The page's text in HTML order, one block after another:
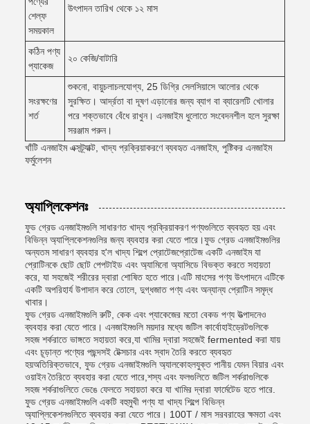
শেল্ফ
সময়কাল
উৎপাদন তারিখ থেকে ১২ মাস
কঠিন পণ্য
প্যাকেজ
২০ কেজি/বাটারি
সংরক্ষণের
শর্ত
শুকনো, বায়ুচলাচলযোগ্য, 25 ডিগ্রি সেলসিয়াসে আলোর থেকে
সুরক্ষিত। আর্দ্রতা বা দূষণ এড়ানোর জন্য ব্যাগ বা ব্যারেলটি খোলার
পরে শক্তভাবে বেঁধে রাখুন। এনজাইম ধুলোতে সংবেদনশীল হলে সুরক্ষা
সরঞ্জাম পরুন।
খাঁটি এনজাইম এক্সট্র্যাক্ট, খাদ্য প্রক্রিয়াকরণে ব্যবহৃত এনজাইম, পুষ্টিকর এনজাইম
ফর্মুলেশন
অ্যাপ্লিকেশনঃ
ফুড গ্রেড এনজাইমগুলি সাধারণত খাদ্য প্রক্রিয়াকরণ পণ্যগুলিতে ব্যবহৃত হয় এবং
বিভিন্ন অ্যাপ্লিকেশনগুলির জন্য ব্যবহার করা যেতে পারে।ফুড গ্রেড এনজাইমগুলির
অন্যতম সাধারণ ব্যবহার হ'ল খাদ্য শিল্পে প্রোটেজপ্রোটেজ একটি এনজাইম যা
প্রোটিনকে ছোট ছোট পেপটাইড এবং অ্যামিনো অ্যাসিডে বিভক্ত করতে সহায়তা
করে, যা সহজেই শরীরের দ্বারা শোষিত হতে পারে।এটি মাংসের পণ্য উৎপাদনে এটিকে
একটি অপরিহার্য উপাদান করে তোলে, দুগ্ধজাত পণ্য এবং অন্যান্য প্রোটিন সমৃদ্ধ
খাবার।
ফুড গ্রেড এনজাইমগুলি রুটি, কেক এবং প্যাকেজের মতো বেকড পণ্য উত্পাদনেও
ব্যবহার করা যেতে পারে। এনজাইমগুলি ময়দার মধ্যে জটিল কার্বোহাইড্রেটগুলিকে
সহজ শর্করাতে ভাঙ্গতে সহায়তা করে,যা খামির দ্বারা সহজেই fermented করা যায়
এবং চূড়ান্ত পণ্যের পছন্দসই টেক্সচার এবং স্বাদ তৈরি করতে ব্যবহৃত
হয়অতিরিক্তভাবে, ফুড গ্রেড এনজাইমগুলি অ্যালকোহলযুক্ত পানীয় যেমন বিয়ার এবং
ওয়াইন তৈরিতে ব্যবহার করা যেতে পারে,শস্য এবং ফলগুলিতে জটিল শর্করাগুলিকে
সহজ শর্করাগুলিতে ভেঙে ফেলতে সহায়তা করে যা খামির দ্বারা ফার্মেটেড হতে পারে.
ফুড গ্রেড এনজাইমগুলি একটি বহুমুখী পণ্য যা খাদ্য শিল্পে বিভিন্ন
অ্যাপ্লিকেশনগুলিতে ব্যবহার করা যেতে পারে। 100T / মাস সরবরাহের ক্ষমতা এবং